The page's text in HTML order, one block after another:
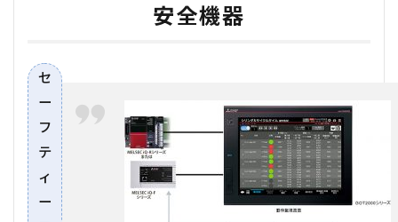
安全機器
セ
ー
フ
テ
ィ
ー